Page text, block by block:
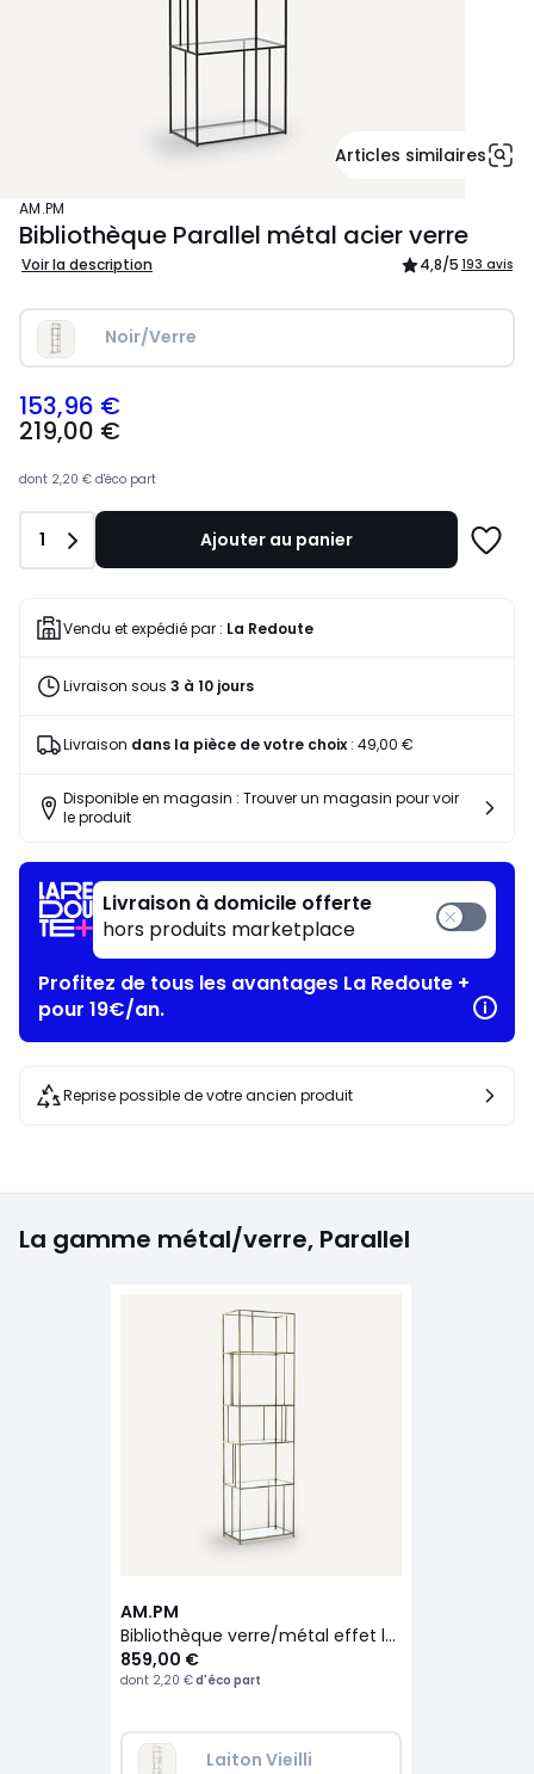
Articles similaires
AM.PM
Bibliothèque Parallel métal acier verre
Voir la description 4,8/5 193 avis
Noir/Verre
219,00
€
à
programme
pour
payer
place
153,96
153,96 €
219,00 €
dont 2,20 € d'éco part
Quantité
1 Ajouter au panier
Vendu et expédié par : La Redoute
Livraison sous 3 à 10 jours
Livraison dans la pièce de votre choix: 49,00 €
Disponible en magasin : Trouver un magasin pour voir
le produit
Livraison à domicile offerte
hors produits marketplace
Profitez de tous les avantages La Redoute +
pour 19€/an.
Reprise possible de votre ancien produit
La gamme métal/verre, Parallel
AM.PM
Bibliothèque verre/métal effet laiton, Parallel
859,00 €
dont 2,20 €d'éco part
Laiton Vieilli